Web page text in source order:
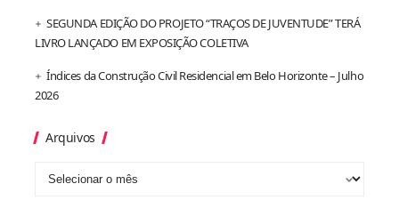
SEGUNDA EDIÇÃO DO PROJETO “TRAÇOS DE JUVENTUDE” TERÁ
LIVRO LANÇADO EM EXPOSIÇÃO COLETIVA
Índices da Construção Civil Residencial em Belo Horizonte – Julho
2026
Arquivos